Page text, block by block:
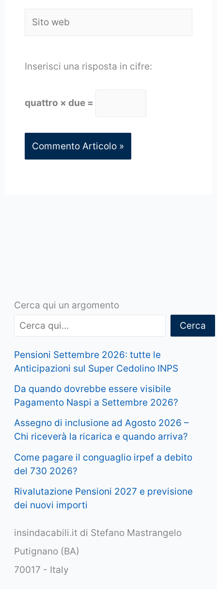
web
Inserisci una risposta in cifre:
quattro × due =
Cerca qui un argomento
Cerca
Pensioni Settembre 2026: tutte le
Anticipazioni sul Super Cedolino INPS
Da quando dovrebbe essere visibile
Pagamento Naspi a Settembre 2026?
Assegno di inclusione ad Agosto 2026 –
Chi riceverà la ricarica e quando arriva?
Come pagare il conguaglio irpef a debito
del 730 2026?
Rivalutazione Pensioni 2027 e previsione
dei nuovi importi
insindacabili.it di Stefano Mastrangelo
Putignano (BA)
70017 - Italy